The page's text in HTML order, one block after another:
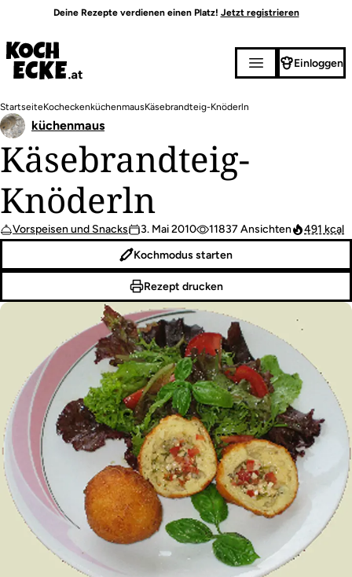
Inhalt
Deine Rezepte verdienen einen Platz! Jetzt registrieren
Einloggen
Pfadnavigation
StartseiteKocheckenküchenmausKäsebrandteig-Knöderln
Käsebrandteig-
Knöderln
Vorspeisen und Snacks 3. Mai 2010 11837 Ansichten 491 kcal
küchenmaus
Kochmodus starten
Rezept drucken